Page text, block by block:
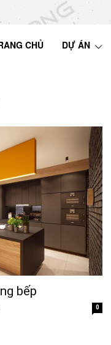
CHỦ DỰ ÁN
bếp
0